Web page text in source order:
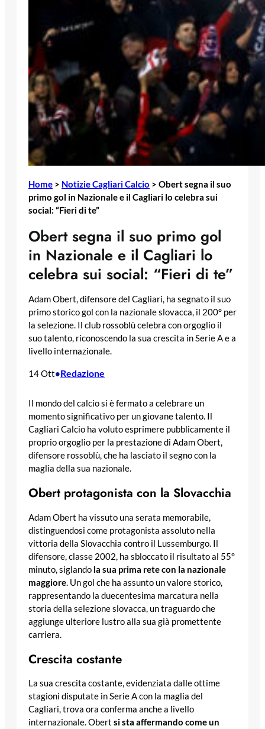
Home > Notizie Cagliari Calcio > Obert segna il suo
primo gol in Nazionale e il Cagliari lo celebra sui
social: “Fieri di te”
Obert segna il suo primo gol
in Nazionale e il Cagliari lo
celebra sui social: “Fieri di te”
Adam Obert, difensore del Cagliari, ha segnato il suo
primo storico gol con la nazionale slovacca, il 200° per
la selezione. Il club rossoblù celebra con orgoglio il
suo talento, riconoscendo la sua crescita in Serie A e a
livello internazionale.
14 Ott•Redazione
Il mondo del calcio si è fermato a celebrare un
momento significativo per un giovane talento. Il
Cagliari Calcio ha voluto esprimere pubblicamente il
proprio orgoglio per la prestazione di Adam Obert,
difensore rossoblù, che ha lasciato il segno con la
maglia della sua nazionale.
Obert protagonista con la Slovacchia
Adam Obert ha vissuto una serata memorabile,
distinguendosi come protagonista assoluto nella
vittoria della Slovacchia contro il Lussemburgo. Il
difensore, classe 2002, ha sbloccato il risultato al 55°
minuto, siglando la sua prima rete con la nazionale
maggiore. Un gol che ha assunto un valore storico,
rappresentando la duecentesima marcatura nella
storia della selezione slovacca, un traguardo che
aggiunge ulteriore lustro alla sua già promettente
carriera.
Crescita costante
La sua crescita costante, evidenziata dalle ottime
stagioni disputate in Serie A con la maglia del
Cagliari, trova ora conferma anche a livello
internazionale. Obert si sta affermando come un